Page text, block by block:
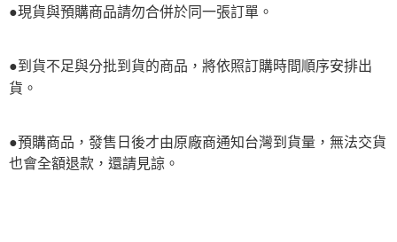
●現貨與預購商品請勿合併於同一張訂單。
●到貨不足與分批到貨的商品，將依照訂購時間順序安排出
貨。
●預購商品，發售日後才由原廠商通知台灣到貨量，無法交貨
也會全額退款，還請見諒。